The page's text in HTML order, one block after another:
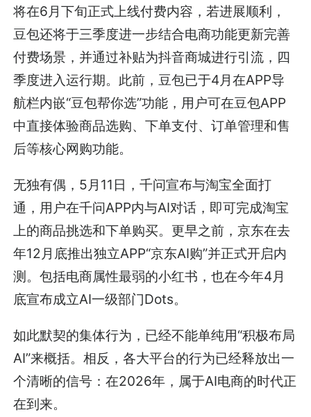
将在6月下旬正式上线付费内容，若进展顺利，
豆包还将于三季度进一步结合电商功能更新完善
付费场景，并通过补贴为抖音商城进行引流，四
季度进入运行期。此前，豆包已于4月在APP导
航栏内嵌“豆包帮你选”功能，用户可在豆包APP
中直接体验商品选购、下单支付、订单管理和售
后等核心网购功能。
无独有偶，5月11日，千问宣布与淘宝全面打
通，用户在千问APP内与AI对话，即可完成淘宝
上的商品挑选和下单购买。更早之前，京东在去
年12月底推出独立APP“京东AI购”并正式开启内
测。包括电商属性最弱的小红书，也在今年4月
底宣布成立AI一级部门Dots。
如此默契的集体行为，已经不能单纯用“积极布局
AI”来概括。相反，各大平台的行为已经释放出一
个清晰的信号：在2026年，属于AI电商的时代正
在到来。